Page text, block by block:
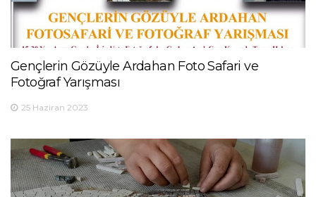
Gençlerin Gözüyle Ardahan Foto Safari ve
Fotoğraf Yarışması
25 Haziran 2023